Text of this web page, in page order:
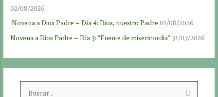
02/08/2026
Novena a Dios Padre – Día 4: Dios, nuestro Padre 01/08/2026
Novena a Dios Padre – Día 3: “Fuente de misericordia” 31/07/2026